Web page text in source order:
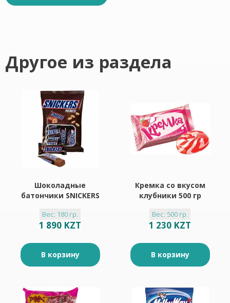
Другое из раздела
Шоколадные
батончики SNICKERS
Вес: 180 гр.
1 890 KZT
В корзину
Кремка со вкусом
клубники 500 гр
Вес: 500 гр.
1 230 KZT
В корзину